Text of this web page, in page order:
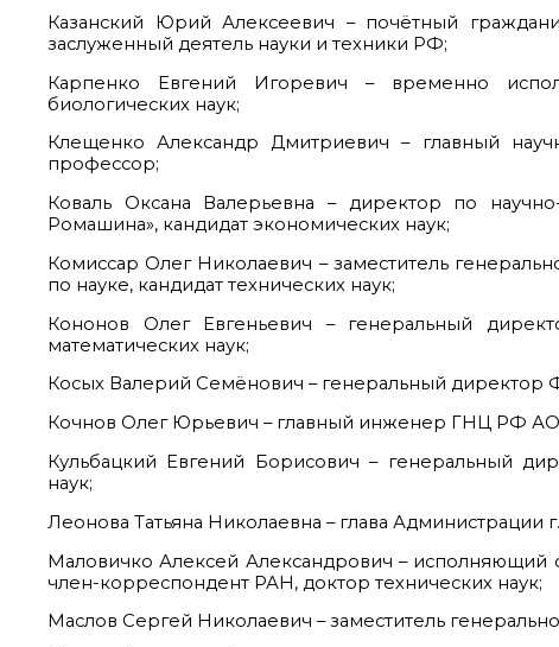
Казанский Юрий Алексеевич – почётный
заслуженный деятель науки и техники РФ;
Карпенко Евгений Игоревич – временно
биологических наук;
Клещенко Александр Дмитриевич – главный
профессор;
Коваль Оксана Валерьевна – директор по
Ромашина», кандидат экономических наук;
Комиссар Олег Николаевич – заместитель
по науке, кандидат технических наук;
Кононов Олег Евгеньевич – генеральный
математических наук;
Косых Валерий Семёнович – генеральный директор
Кочнов Олег Юрьевич – главный инженер ГНЦ РФ АО
Кульбацкий Евгений Борисович – генеральный
наук;
Леонова Татьяна Николаевна – глава Администрации
Маловичко Алексей Александрович – исполняющий
член-корреспондент РАН, доктор технических наук;
Маслов Сергей Николаевич – заместитель